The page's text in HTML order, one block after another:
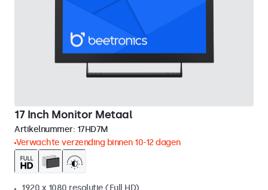
17 Inch Monitor Metaal
Artikelnummer: 17HD7M
Verwachte verzending binnen 10-12 dagen
1920 x 1080 resolutie (Full HD)